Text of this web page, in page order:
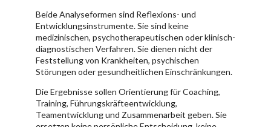
Beide Analyseformen sind Reflexions- und
Entwicklungsinstrumente. Sie sind keine
medizinischen, psychotherapeutischen oder klinisch-
diagnostischen Verfahren. Sie dienen nicht der
Feststellung von Krankheiten, psychischen
Störungen oder gesundheitlichen Einschränkungen.
Die Ergebnisse sollen Orientierung für Coaching,
Training, Führungskräfteentwicklung,
Teamentwicklung und Zusammenarbeit geben. Sie